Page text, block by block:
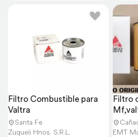
Filtro Combustible para
Valtra
Santa Fe
Zuqueli Hnos. S.R.L.
Filtro
EMT